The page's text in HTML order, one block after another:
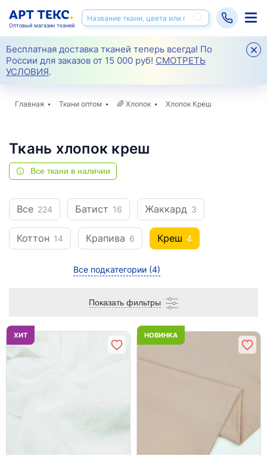
Бесплатная доставка тканей теперь всегда! По
России для заказов от 15 000 руб! СМОТРЕТЬ
УСЛОВИЯ.
Оптовый магазин тканей
Главная Ткани оптом 🌈 Хлопок Хлопок Креш
Ткань хлопок креш
Все ткани в наличии
Все 224 Батист 16 Жаккард 3
Коттон 14 Крапива 6 Креш 4
Все подкатегории (4)
Показать фильтры
ХИТ НОВИНКА